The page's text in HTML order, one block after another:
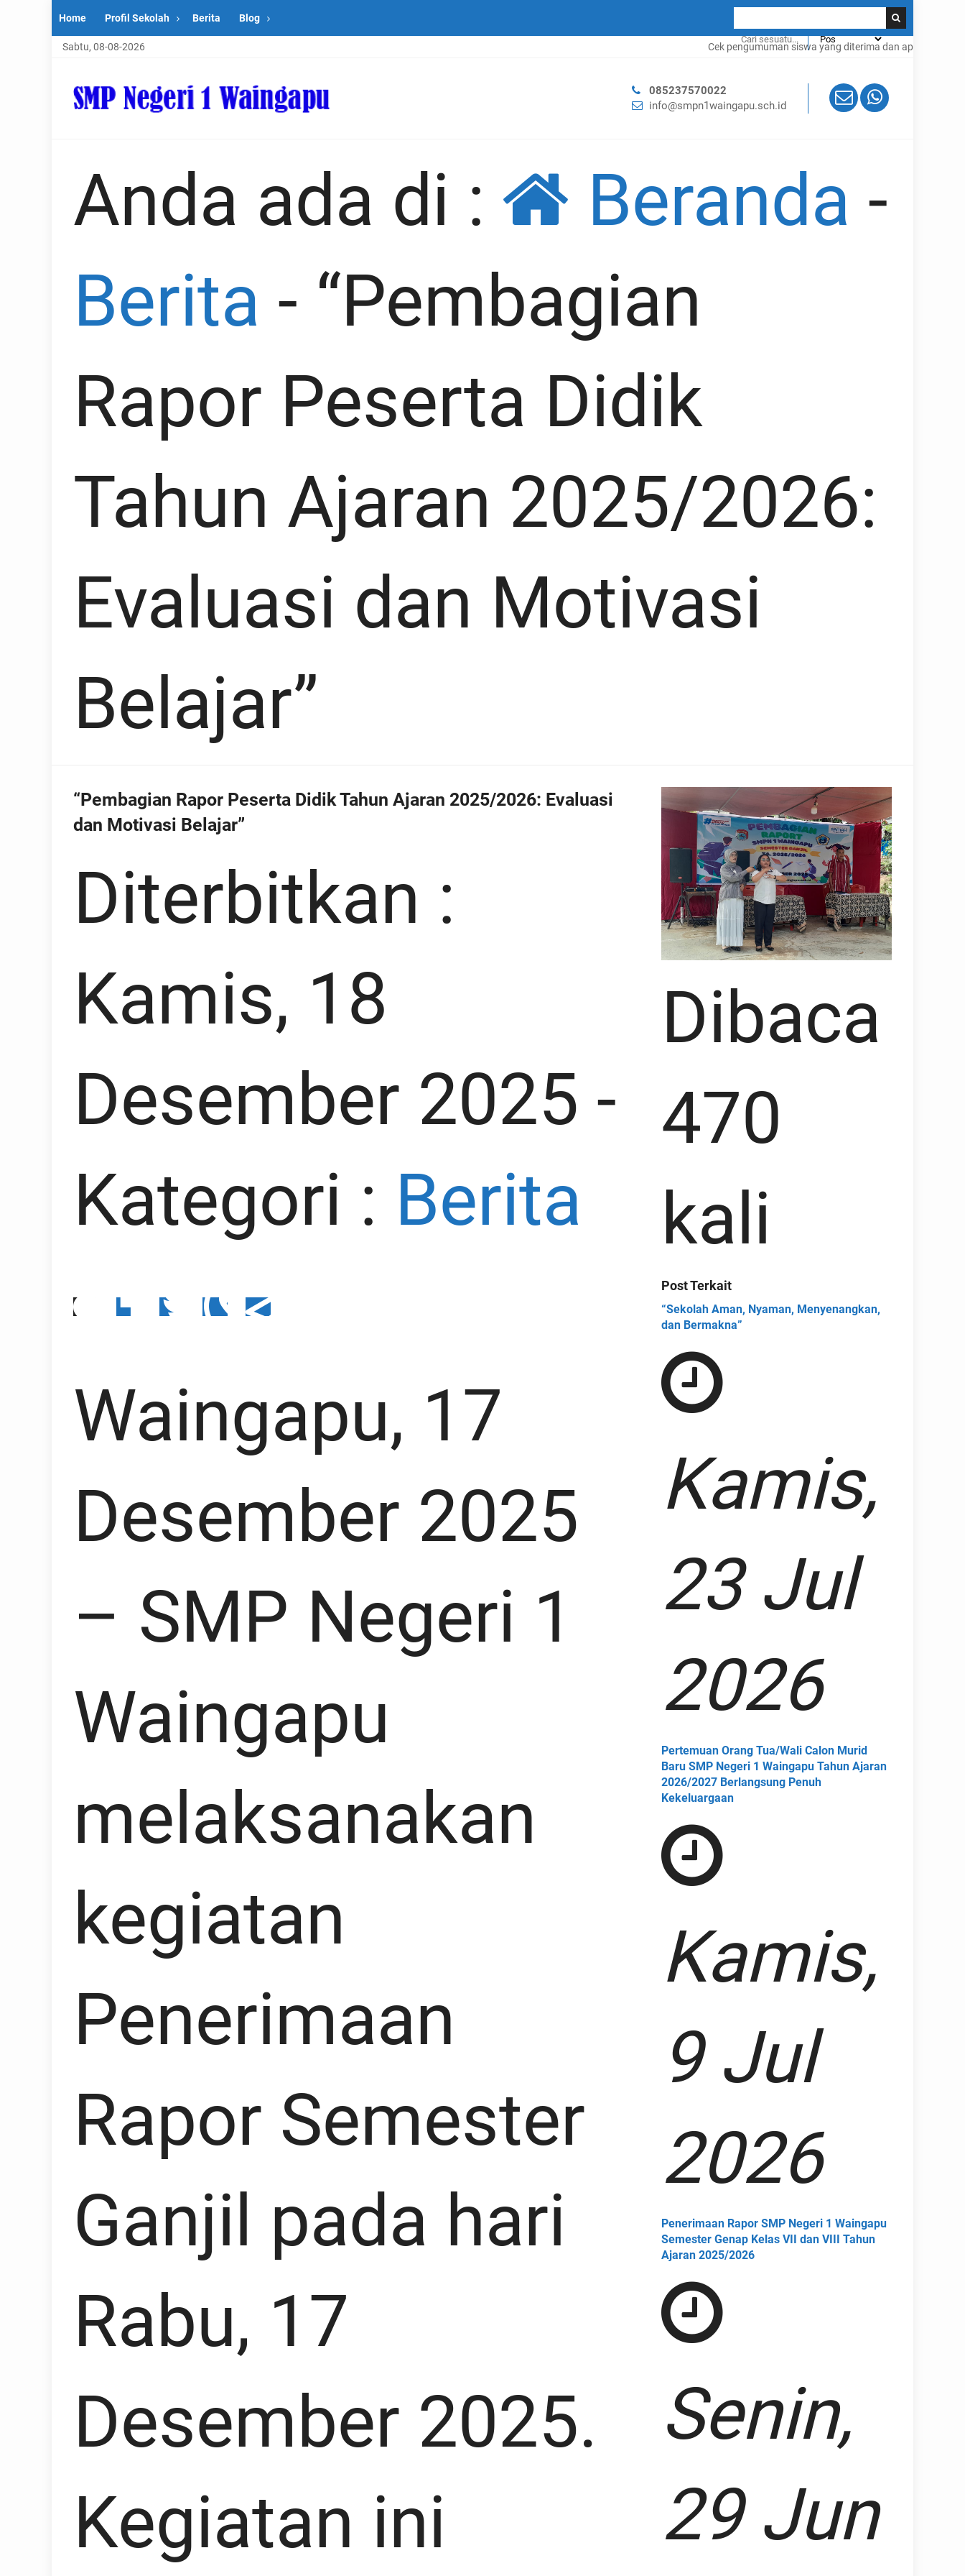
Home Profil Sekolah Berita Blog
Sabtu, 08-08-2026 Cek pengumuman siswa yang diterima dan apa saja syaratnya
085237570022
info@smpn1waingapu.sch.id
Anda ada di : Beranda -
Berita - “Pembagian
Rapor Peserta Didik
Tahun Ajaran 2025/2026:
Evaluasi dan Motivasi
Belajar”
“Pembagian Rapor Peserta Didik Tahun Ajaran 2025/2026: Evaluasi
dan Motivasi Belajar”
Diterbitkan :
Kamis, 18
Desember 2025 -
Kategori : Berita
Waingapu, 17
Desember 2025
– SMP Negeri 1
Waingapu
melaksanakan
kegiatan
Penerimaan
Rapor Semester
Ganjil pada hari
Rabu, 17
Desember 2025.
Kegiatan ini
Dibaca
470
kali
Post Terkait
“Sekolah Aman, Nyaman, Menyenangkan,
dan Bermakna”
Kamis,
23 Jul
2026
Pertemuan Orang Tua/Wali Calon Murid
Baru SMP Negeri 1 Waingapu Tahun Ajaran
2026/2027 Berlangsung Penuh
Kekeluargaan
Kamis,
9 Jul
2026
Penerimaan Rapor SMP Negeri 1 Waingapu
Semester Genap Kelas VII dan VIII Tahun
Ajaran 2025/2026
Senin,
29 Jun